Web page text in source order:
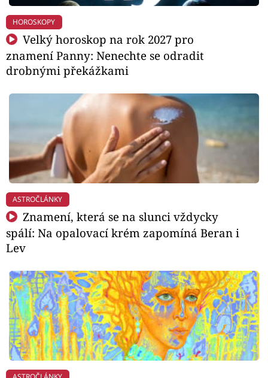
HOROSKOPY
Velký horoskop na rok 2027 pro
znamení Panny: Nenechte se odradit
drobnými překážkami
ASTROČLÁNKY
Znamení, která se na slunci vždycky
spálí: Na opalovací krém zapomíná Beran i
Lev